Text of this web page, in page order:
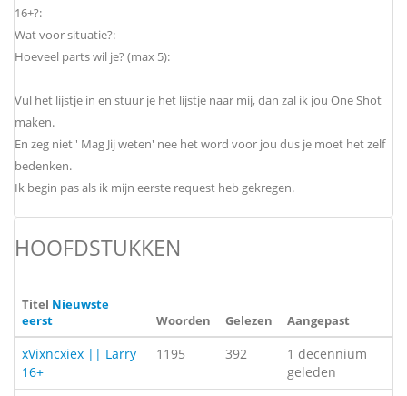
16+?:
Wat voor situatie?:
Hoeveel parts wil je? (max 5):
Vul het lijstje in en stuur je het lijstje naar mij, dan zal ik jou One Shot
maken.
En zeg niet ' Mag Jij weten' nee het word voor jou dus je moet het zelf
bedenken.
Ik begin pas als ik mijn eerste request heb gekregen.
HOOFDSTUKKEN
Titel Nieuwste
eerst
Woorden Gelezen Aangepast
xVixncxiex || Larry
16+
1195 392
1 decennium
geleden